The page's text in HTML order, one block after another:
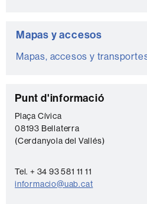
Mapas y accesos
Mapas, accesos y
C
o
n
a
c
Punt d'informació
Plaça Cívica
08193 Bellaterra
(Cerdanyola del Vallés)
Tel. + 34 93 581 11 11
informacio@uab.cat